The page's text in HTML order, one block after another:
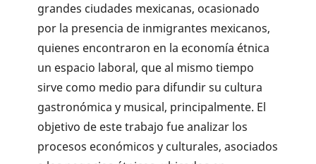
grandes ciudades mexicanas, ocasionado
por la presencia de inmigrantes mexicanos,
quienes encontraron en la economía étnica
un espacio laboral, que al mismo tiempo
sirve como medio para difundir su cultura
gastronómica y musical, principalmente. El
objetivo de este trabajo fue analizar los
procesos económicos y culturales, asociados